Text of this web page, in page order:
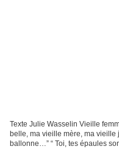
Texte Julie Wasselin Vieille
belle, ma vieille mère, ma vieille
ballonne…” “ Toi, tes épaules